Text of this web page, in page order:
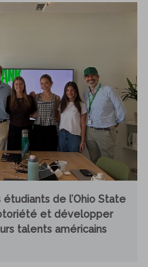
de l’Ohio State
et développer
talents américains